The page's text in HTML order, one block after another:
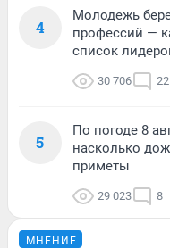
4
Молодежь
профессий —
список
30 706 22
5
По погоде 8
насколько
приметы
29 023 8
МНЕНИЕ